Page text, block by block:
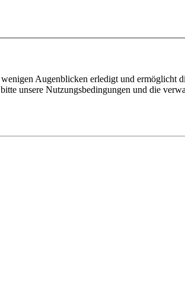
Augenblicken erledigt und ermöglicht
unsere Nutzungsbedingungen und die